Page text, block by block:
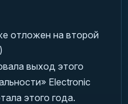
отложен на второй
выход этого
Electronic
этого года.